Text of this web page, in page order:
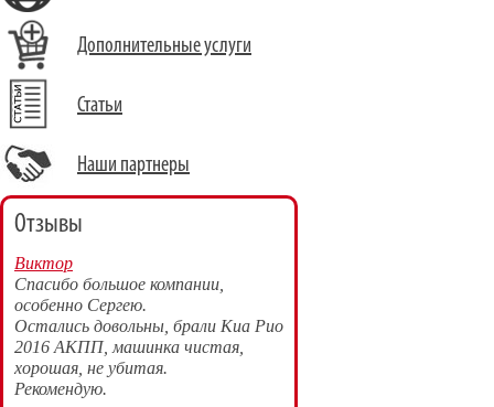
Дополнительные услуги
Статьи
Наши партнеры
Отзывы
Виктор
Спасибо большое компании,
особенно Сергею.
Остались довольны, брали Киа Рио
2016 АКПП, машинка чистая,
хорошая, не убитая.
Рекомендую.